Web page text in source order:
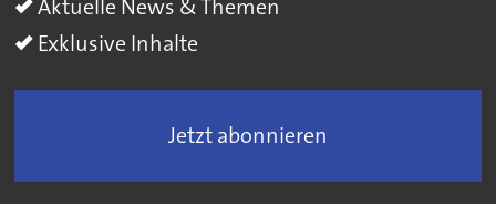
Aktuelle News & Themen
Exklusive Inhalte
Jetzt abonnieren